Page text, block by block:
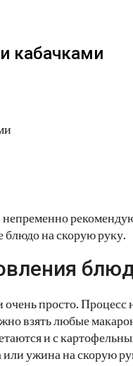
кабачками
блюдо на скорую руку.
просто. Процесс
взять любые
и с
ужина на скорую